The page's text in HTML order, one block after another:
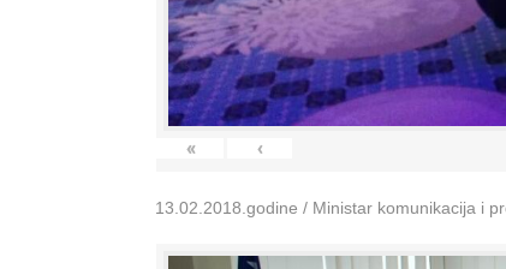
« ‹
13.02.2018.godine / Ministar komunikacija i